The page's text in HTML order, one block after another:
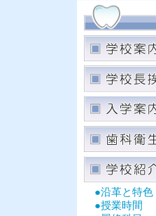
●沿革と特色
●授業時間